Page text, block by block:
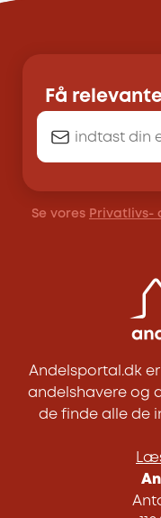
Få
Se vores Privatlivs-
Andelsportal.dk
andelshavere og
de finde alle de